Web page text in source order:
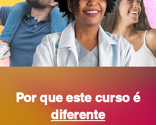
Por que este curso é
diferente